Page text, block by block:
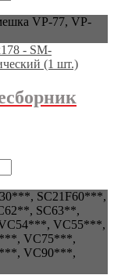
VP-77, VP-
SC21F60***,
SC63**,
VC55***,
VC75***,
VC90***,